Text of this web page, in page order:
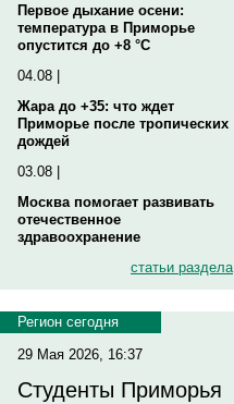
Первое дыхание осени:
температура в Приморье
опустится до +8 °C
04.08 |
Жара до +35: что ждет
Приморье после тропических
дождей
03.08 |
Москва помогает развивать
отечественное
здравоохранение
статьи раздела
Регион сегодня
29 Мая 2026, 16:37
Студенты Приморья